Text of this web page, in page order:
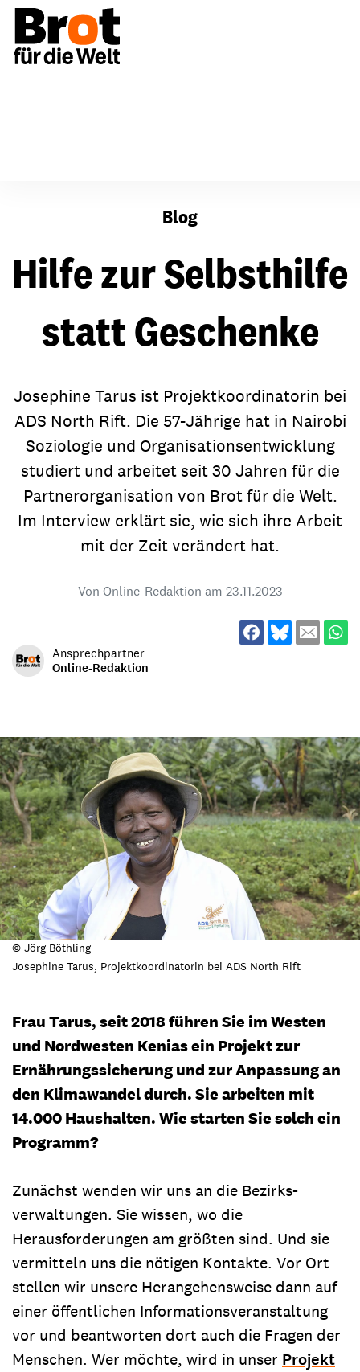
Blog
Hilfe zur Selbsthilfe
statt Geschenke
Josephine Tarus ist Projektkoordinatorin bei
ADS North Rift. Die 57-­Jährige hat in Nairobi
Soziologie und Organisationsentwicklung
studiert und arbeitet seit 30 Jahren für die
Partnerorganisation von Brot für die Welt.
Im Interview erklärt sie, wie sich ihre Arbeit
mit der Zeit verändert hat.
Von Online-Redaktion am 23.11.2023
Ansprechpartner
Online-Redaktion
© Jörg Böthling
Josephine Tarus, Projektkoordinatorin bei ADS North Rift
Frau Tarus, seit 2018 führen Sie im Westen
und Nordwesten Kenias ein Projekt zur
Ernährungssicherung und zur Anpassung an
den Klimawandel durch. Sie arbeiten mit
14.000 Haushalten. Wie starten Sie solch ein
Programm?
Zunächst wenden wir uns an die Bezirks­
verwaltungen. Sie wissen, wo die
Herausforderungen am größten sind. Und sie
vermitteln uns die nötigen Kontakte. Vor Ort
stellen wir unsere Herangehensweise dann auf
einer öffentlichen Informationsveranstaltung
vor und beant­worten dort auch die Fragen der
Menschen. Wer möchte, wird in unser Projekt